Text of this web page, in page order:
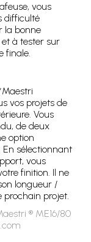
vous
difficulté
la bonne
et à tester sur
finale.
vos projets de
Vous
de deux
option
En sélectionnant
vous
finition. Il ne
longueur /
prochain projet.
® ME16/80